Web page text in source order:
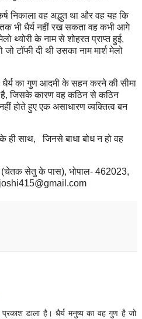
निकाला वह अद्भुत था और वह यह कि
भी धैर्य नहीं रख सकता वह कभी आगे
थ्योरी के नाम से शोहरत प्राप्त हुई,
टॉफी दी थी उसका नाम मार्श मेलो
धैर्य का गुण आदमी के सहन करने की सीमा
,जिसके कारण वह कठिन से कठिन
होते हुए एक असाधारण व्यक्तित्व बन
के ही साथ,
जिनसे बाधा बोध न हो वह
(चेतक सेतु के पास), भोपाल- 462023,
415@gmail.com
डाला है। धैर्य मनुष्य का वह गुण है जो